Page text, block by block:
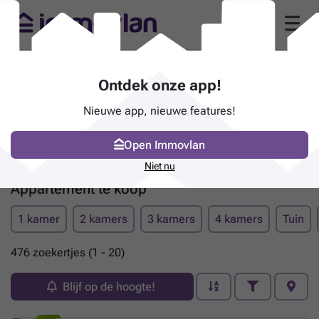
Appartement te koop
1 kamer 2 kamers 3 kamers 4 kamers Tuin
476 zoekertjes (1 - 20)
Blijf op de hoogte!
Ontdek onze app!
Nieuwe app, nieuwe features!
Open Immovlan
Niet nu